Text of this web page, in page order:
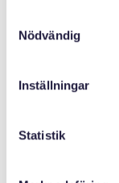
Nödvändig
Inställningar
Statistik